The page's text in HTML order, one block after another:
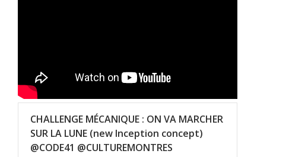
CHALLENGE MÉCANIQUE : ON VA MARCHER
SUR LA LUNE (new Inception concept)
@CODE41 @CULTUREMONTRES